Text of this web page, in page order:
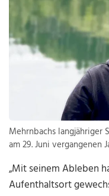
Mehrnbachs langjähriger
am 29. Juni vergangenen
„Mit seinem Ableben
Aufenthaltsort